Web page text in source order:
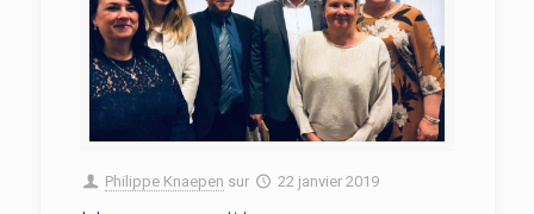
Philippe Knaepen sur 22 janvier 2019